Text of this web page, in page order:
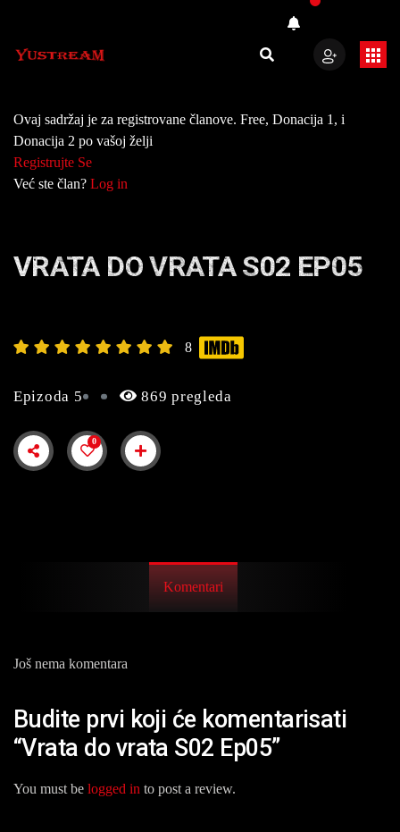
Ovaj sadržaj je za registrovane članove. Free, Donacija 1, i
Donacija 2 po vašoj želji
Registrujte Se
Već ste član? Log in
VRATA DO VRATA S02 EP05
8
Epizoda 5 869 pregleda
0
Komentari
Još nema komentara
Budite prvi koji će komentarisati
“Vrata do vrata S02 Ep05”
You must be logged in to post a review.